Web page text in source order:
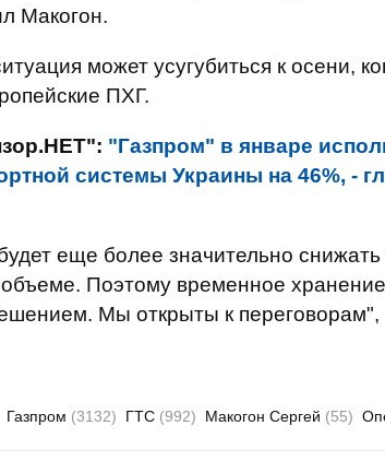
Макогон.
может усугубиться к осени,
ПХГ.
"Газпром" в январе
системы Украины на 46%, -
еще более значительно снижать
Поэтому временное
Мы открыты к переговорам",
Газпром (3132) ГТС (992) Макогон Сергей (55)